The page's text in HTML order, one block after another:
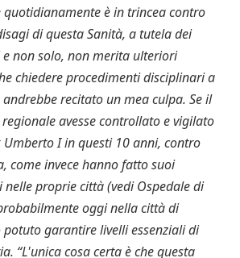
quotidianamente è in trincea contro
di questa Sanità, a tutela dei
non solo, non merita ulteriori
chiedere procedimenti disciplinari a
recitato un mea culpa. Se il
avesse controllato e vigilato
Umberto I in questi 10 anni, contro
come invece hanno fatto suoi
proprie città (vedi Ospedale di
oggi nella città di
potuto garantire livelli essenziali di
“L'unica cosa certa è che questa